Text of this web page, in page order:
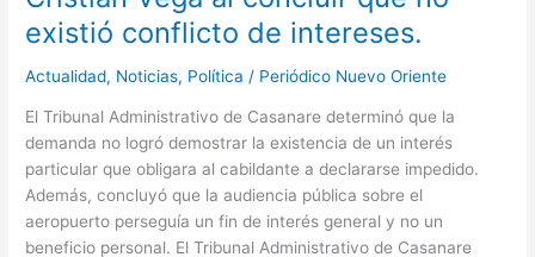
existió conflicto de intereses.
Actualidad, Noticias, Política / Periódico Nuevo Oriente
El Tribunal Administrativo de Casanare determinó que la
demanda no logró demostrar la existencia de un interés
particular que obligara al cabildante a declararse impedido.
Además, concluyó que la audiencia pública sobre el
aeropuerto perseguía un fin de interés general y no un
beneficio personal. El Tribunal Administrativo de Casanare
conflicto
de
intereses.